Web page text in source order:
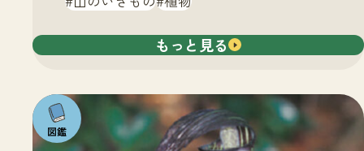
もっと見る
注目の
いきも